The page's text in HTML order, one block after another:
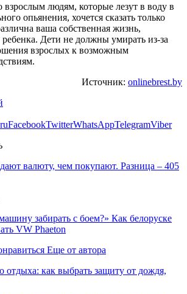
взрослым людям, которые лезут в воду в
опьянения, хочется сказать только
ваша собственная жизнь,
Дети не должны умирать из-за
взрослых к возможным
Источник: onlinebrest.by
FacebookTwitterWhatsAppTelegramViber
валюту, чем покупают. Разница – 405
забирать с боем?» Как белоруске
VW Phaeton
Еще от автора
отдыха: как выбрать защиту от дождя,